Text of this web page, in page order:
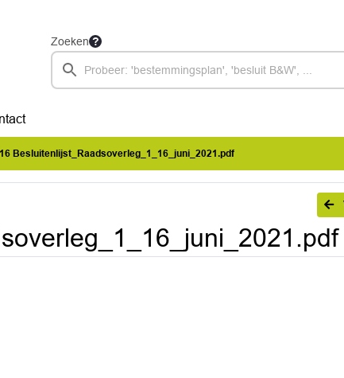
Zoeken
Besluitenlijst_Raadsoverleg_1_16_juni_2021.pdf